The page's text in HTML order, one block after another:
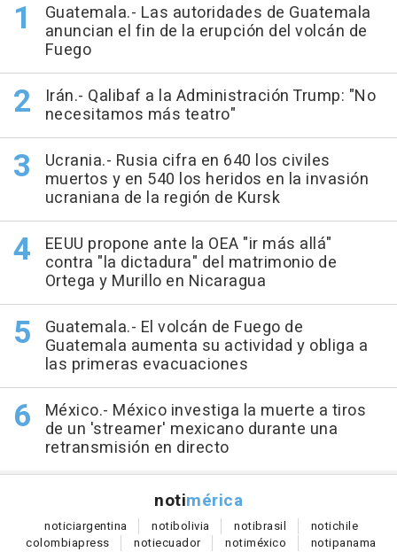
Guatemala.- Las autoridades de Guatemala
anuncian el fin de la erupción del volcán de
Fuego
Irán.- Qalibaf a la Administración Trump: "No
necesitamos más teatro"
Ucrania.- Rusia cifra en 640 los civiles
muertos y en 540 los heridos en la invasión
ucraniana de la región de Kursk
EEUU propone ante la OEA "ir más allá"
contra "la dictadura" del matrimonio de
Ortega y Murillo en Nicaragua
Guatemala.- El volcán de Fuego de
Guatemala aumenta su actividad y obliga a
las primeras evacuaciones
México.- México investiga la muerte a tiros
de un 'streamer' mexicano durante una
retransmisión en directo
notimérica
noticiargentina notibolivia notibrasil notichile
colombiapress notiecuador notiméxico notipanama